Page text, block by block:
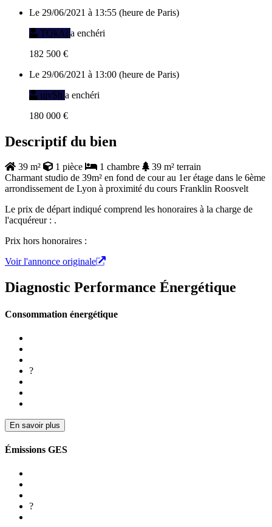
Le 29/06/2021 à 13:55 (heure de Paris)
TQkAj a enchéri
182 500 €
Le 29/06/2021 à 13:00 (heure de Paris)
ujvSh a enchéri
180 000 €
Descriptif du bien
39 m² 1 pièce 1 chambre
39 m² terrain
Charmant studio de 39m² en fond de cour au 1er étage dans le 6ème
arrondissement de Lyon à proximité du cours Franklin Roosvelt
Le prix de départ indiqué comprend les honoraires à la charge de
l'acquéreur : .
Prix hors honoraires :
Voir l'annonce originale
Diagnostic Performance Énergétique
Consommation énergétique
?
En savoir plus
Émissions GES
?